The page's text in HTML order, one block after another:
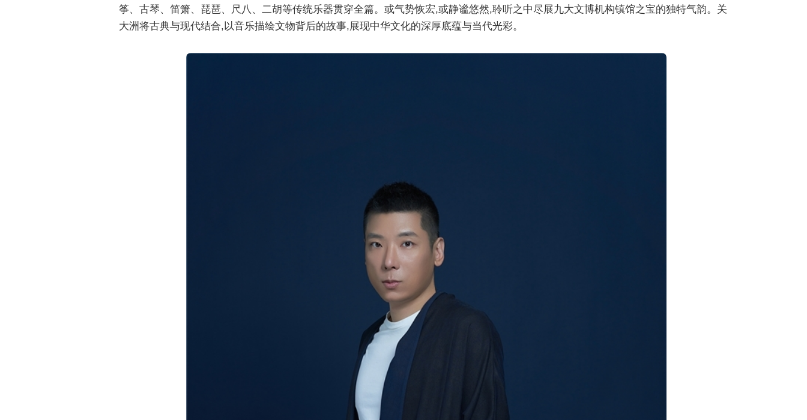
筝、古琴、笛箫、琵琶、尺八、二胡等传统乐器贯穿全篇。或气势恢宏,或静谧悠然,聆听之中尽展九大文博机构镇馆之宝的独特气韵。关
大洲将古典与现代结合,以音乐描绘文物背后的故事,展现中华文化的深厚底蕴与当代光彩。